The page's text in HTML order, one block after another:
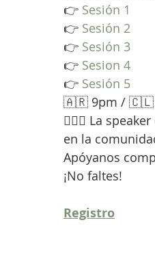
👉 Sesión 1
👉 Sesión 2
👉 Sesión 3
👉 Sesion 4
👉 Sesión 5
🇦🇷 9pm / 🇨🇱
🙋🏽‍♀️ La
en la
Apóyanos
¡No faltes!
Registro